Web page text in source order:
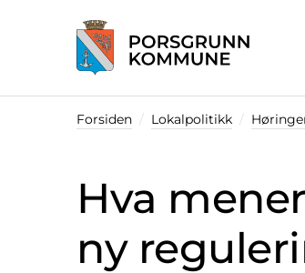
Forsiden Lokalpolitikk
Hva
ny